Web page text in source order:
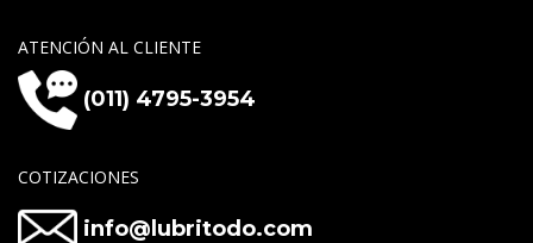
ATENCIÓN AL CLIENTE
(011) 4795-3954
COTIZACIONES
info@lubritodo.com